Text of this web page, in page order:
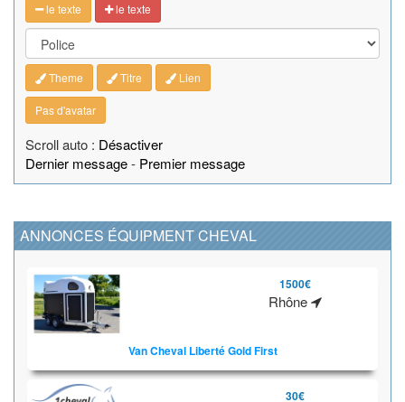
le texte le texte
Theme Titre Lien
Pas d'avatar
Scroll auto : Désactiver
Dernier message- Premier message
ANNONCES ÉQUIPMENT CHEVAL
1500€
Rhône
Van Cheval Liberté Gold First
30€